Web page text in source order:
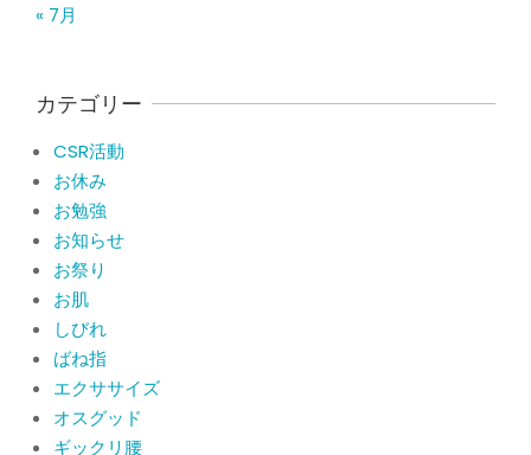
By: 院長 山下 On: 2026年5月22日
« 7月
カテゴリー
CSR活動
お休み
お勉強
お知らせ
お祭り
お肌
しびれ
ばね指
エクササイズ
オスグッド
ギックリ腰